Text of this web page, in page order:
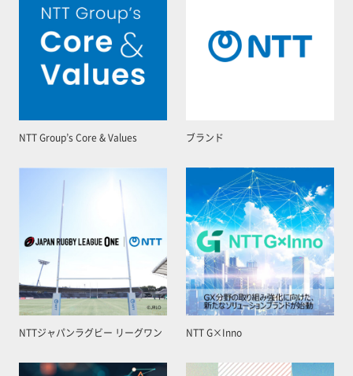
NTT Group’s Core & Values ブランド
NTTジャパンラグビー リーグワン NTT G×Inno